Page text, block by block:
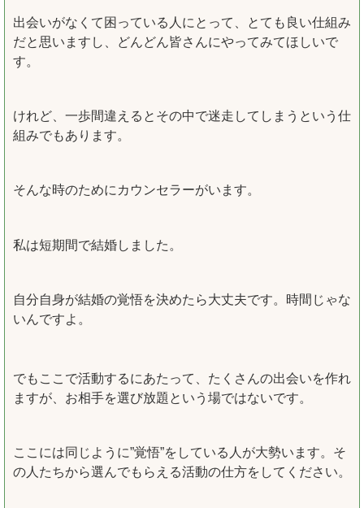
出会いがなくて困っている人にとって、とても良い仕組み
だと思いますし、どんどん皆さんにやってみてほしいで
す。
けれど、一歩間違えるとその中で迷走してしまうという仕
組みでもあります。
そんな時のためにカウンセラーがいます。
私は短期間で結婚しました。
自分自身が結婚の覚悟を決めたら大丈夫です。時間じゃな
いんですよ。
でもここで活動するにあたって、たくさんの出会いを作れ
ますが、お相手を選び放題という場ではないです。
ここには同じように”覚悟”をしている人が大勢います。そ
の人たちから選んでもらえる活動の仕方をしてください。